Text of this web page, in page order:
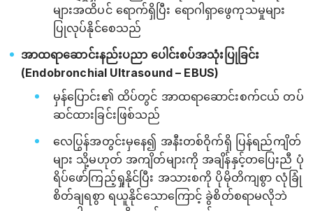
များအထိပင် ရောက်ရှိပြီး ရောဂါရှာဖွေကုသမှုများ
ပြုလုပ်နိုင်စေသည်
အာထရာဆောင်းနည်းပညာ ပေါင်းစပ်အသုံးပြုခြင်း
(Endobronchial Ultrasound – EBUS)
မှန်ပြောင်း၏ ထိပ်တွင် အာထရာဆောင်းစက်ငယ် တပ်
ဆင်ထားခြင်းဖြစ်သည်
လေပြွန်အတွင်းမှနေ၍ အနီးတစ်ဝိုက်ရှိ ပြန်ရည်ကျိတ်
များ သို့မဟုတ် အကျိတ်များကို အချိန်နှင့်တပြေးညီ ပုံ
ရိပ်ဖော်ကြည့်ရှုနိုင်ပြီး အသားစကို ပိုမိုတိကျစွာ လုံခြုံ
စိတ်ချရစွာ ရယူနိုင်သောကြောင့် ခွဲစိတ်စရာမလိုဘဲ